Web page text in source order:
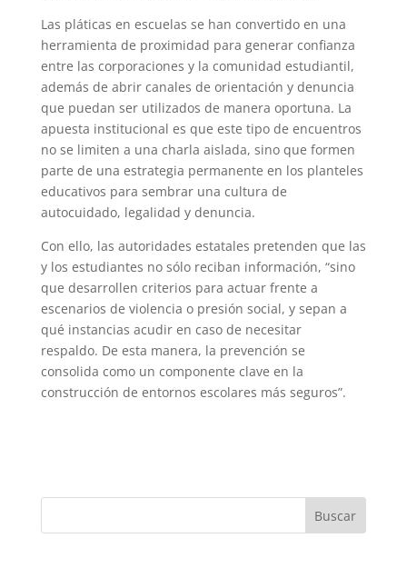
Las pláticas en escuelas se han convertido en una
herramienta de proximidad para generar confianza
entre las corporaciones y la comunidad estudiantil,
además de abrir canales de orientación y denuncia
que puedan ser utilizados de manera oportuna. La
apuesta institucional es que este tipo de encuentros
no se limiten a una charla aislada, sino que formen
parte de una estrategia permanente en los planteles
educativos para sembrar una cultura de
autocuidado, legalidad y denuncia.
Con ello, las autoridades estatales pretenden que las
y los estudiantes no sólo reciban información, “sino
que desarrollen criterios para actuar frente a
escenarios de violencia o presión social, y sepan a
qué instancias acudir en caso de necesitar
respaldo. De esta manera, la prevención se
consolida como un componente clave en la
construcción de entornos escolares más seguros”.
Buscar